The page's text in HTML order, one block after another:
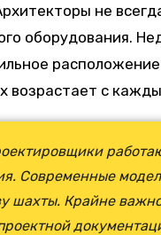
не
оборудования.
возрастает с
Современные
шахты. Крайне